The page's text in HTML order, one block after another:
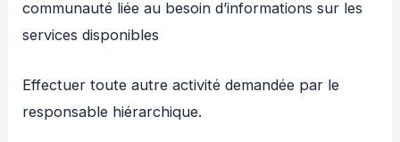
communauté liée au besoin d’informations sur les
services disponibles
Effectuer toute autre activité demandée par le
responsable hiérarchique.